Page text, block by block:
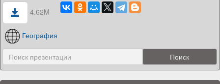
4.62M
География